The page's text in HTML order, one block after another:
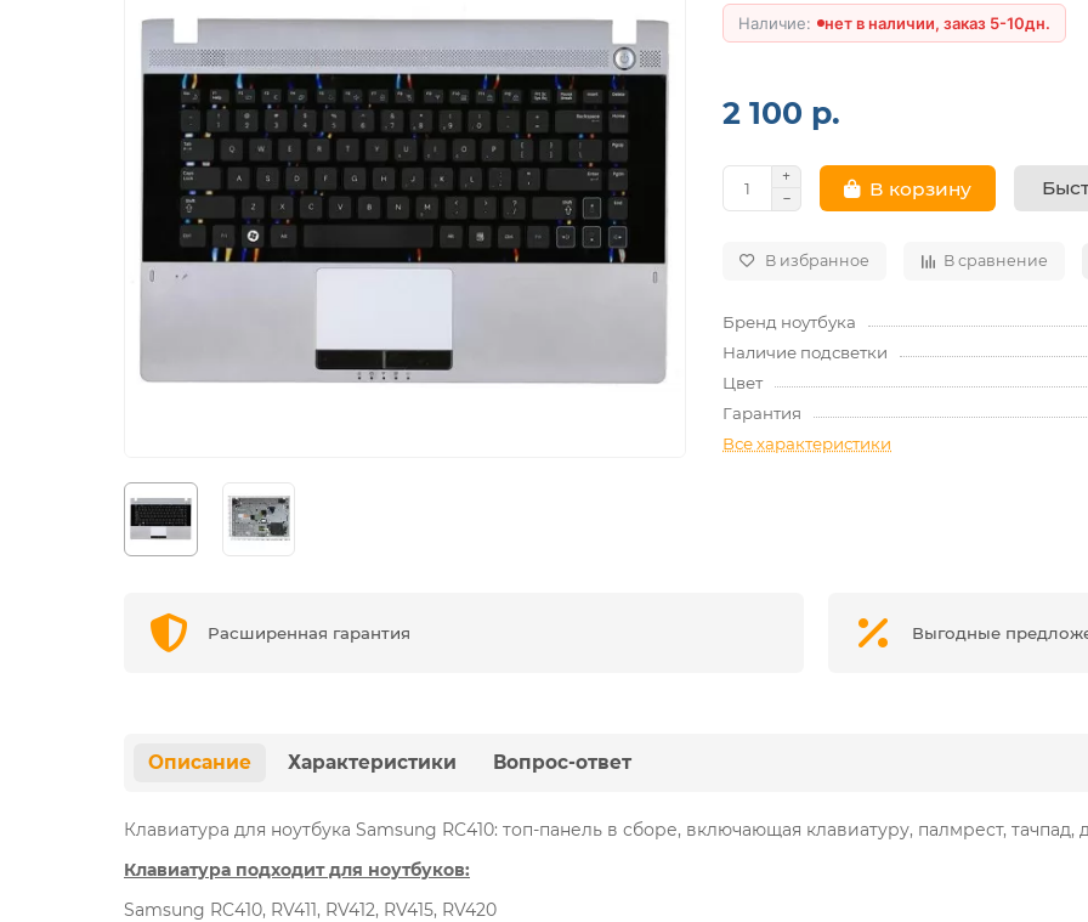
нет в наличии, заказ 5-10дн.
2 100 р.
В корзину
В избранное В сравнение
Бренд ноутбука
Наличие подсветки
Цвет
Гарантия
Все характеристики
Расширенная гарантия Выгодные
Описание Характеристики Вопрос-ответ
Клавиатура для ноутбука Samsung RC410: топ-панель в сборе, включающая клавиатуру, палмрест, тачпад,
Клавиатура подходит для ноутбуков:
Samsung RC410, RV411, RV412, RV415, RV420